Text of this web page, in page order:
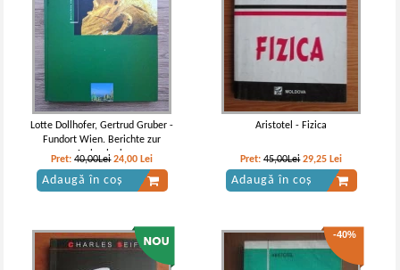
Lotte Dollhofer, Gertrud Gruber -
Fundort Wien. Berichte zur
Archaologie
Pret:40,00Lei 24,00 Lei
Adaugă în coș
Aristotel - Fizica
Pret:45,00Lei 29,25 Lei
Adaugă în coș
-40%